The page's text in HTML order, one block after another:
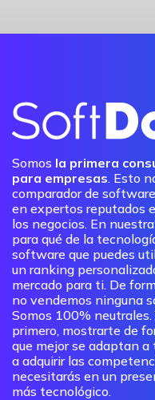
Somos la primera
para empresas. Esto
comparador de
en expertos reputados
los negocios. En
para qué de la
software que puedes
un ranking
mercado para ti. De
no vendemos ninguna
Somos 100%
primero, mostrarte de
que mejor se adaptan a
a adquirir las
necesitarás en un
más tecnológico.